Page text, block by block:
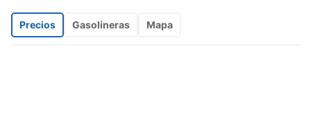
Precios Gasolineras Mapa